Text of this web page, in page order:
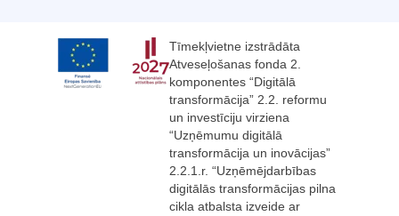
Tīmekļvietne izstrādāta
Atveseļošanas fonda 2.
komponentes “Digitālā
transformācija” 2.2. reformu
un investīciju virziena
“Uzņēmumu digitālā
transformācija un inovācijas”
2.2.1.r. “Uzņēmējdarbības
digitālās transformācijas pilna
cikla atbalsta izveide ar